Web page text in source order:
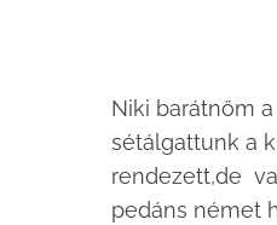
Niki barátnőm
sétálgattunk a
rendezett,de
pedáns német